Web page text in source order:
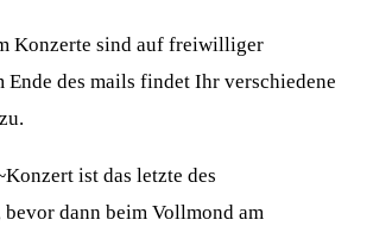
Konzerte sind auf freiwilliger
Ende des mails findet Ihr verschiedene
ist das letzte des
dann beim Vollmond am